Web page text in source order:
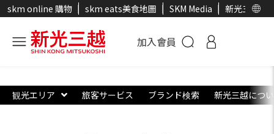
skm online 購物 skm eats美食地圖 SKM Media 新光三越官
加入會員
観光エリア 旅客サービス ブランド検索 新光三越につ